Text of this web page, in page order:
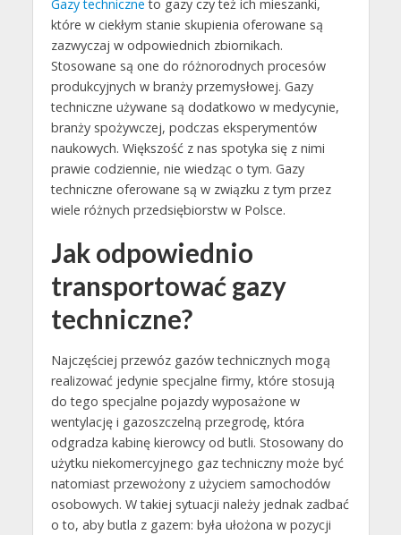
Gazy techniczne to gazy czy też ich mieszanki,
które w ciekłym stanie skupienia oferowane są
zazwyczaj w odpowiednich zbiornikach.
Stosowane są one do różnorodnych procesów
produkcyjnych w branży przemysłowej. Gazy
techniczne używane są dodatkowo w medycynie,
branży spożywczej, podczas eksperymentów
naukowych. Większość z nas spotyka się z nimi
prawie codziennie, nie wiedząc o tym. Gazy
techniczne oferowane są w związku z tym przez
wiele różnych przedsiębiorstw w Polsce.
Jak odpowiednio
transportować gazy
techniczne?
Najczęściej przewóz gazów technicznych mogą
realizować jedynie specjalne firmy, które stosują
do tego specjalne pojazdy wyposażone w
wentylację i gazoszczelną przegrodę, która
odgradza kabinę kierowcy od butli. Stosowany do
użytku niekomercyjnego gaz techniczny może być
natomiast przewożony z użyciem samochodów
osobowych. W takiej sytuacji należy jednak zadbać
o to, aby butla z gazem: była ułożona w pozycji